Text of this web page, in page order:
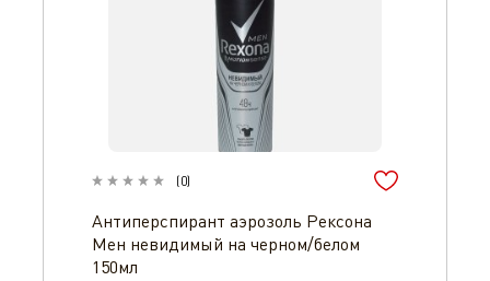
(0)
Антиперспирант аэрозоль Рексона
Мен невидимый на черном/белом
150мл